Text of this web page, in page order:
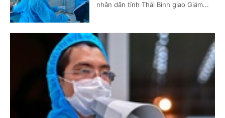
nhân dân tỉnh Thái Bình giao Giám...